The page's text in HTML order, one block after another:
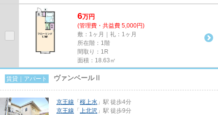
6万円
(管理費・共益費 5,000円)
敷：1ヶ月｜礼：1ヶ月
所在階：1階
間取り：1R
面積：18.63㎡
賃貸｜アパート ヴァンベールⅡ
京王線 「 桜上水 」駅 徒歩4分
京王線 「 上北沢 」駅 徒歩9分